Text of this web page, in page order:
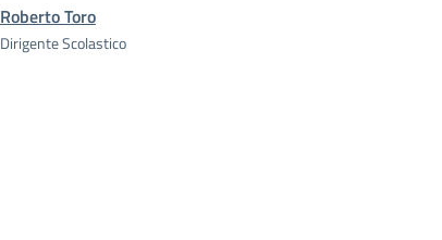
Roberto Toro
Dirigente Scolastico